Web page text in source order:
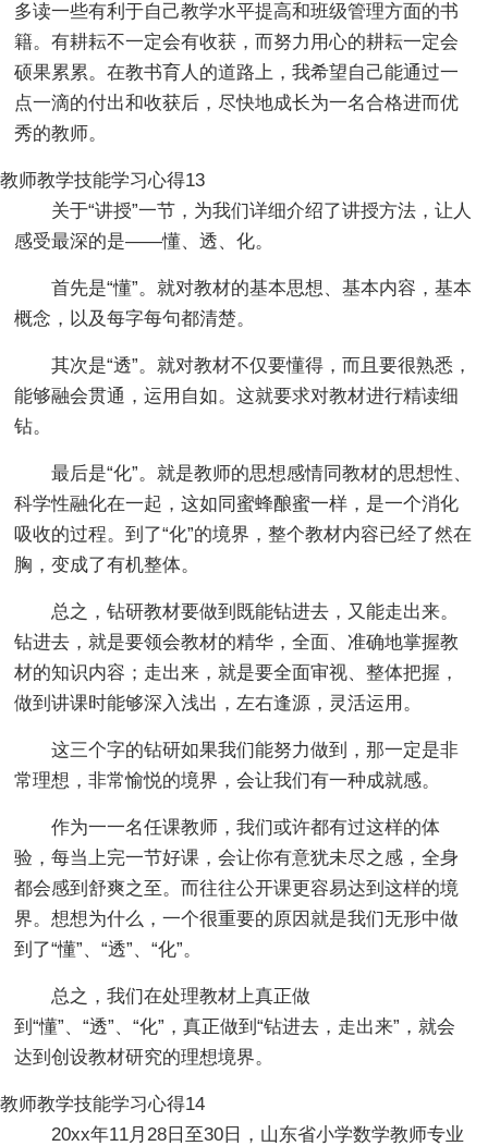
多读一些有利于自己教学水平提高和班级管理方面的书
籍。有耕耘不一定会有收获，而努力用心的耕耘一定会
硕果累累。在教书育人的道路上，我希望自己能通过一
点一滴的付出和收获后，尽快地成长为一名合格进而优
秀的教师。
教师教学技能学习心得13
关于“讲授”一节，为我们详细介绍了讲授方法，让人
感受最深的是——懂、透、化。
首先是“懂”。就对教材的基本思想、基本内容，基本
概念，以及每字每句都清楚。
其次是“透”。就对教材不仅要懂得，而且要很熟悉，
能够融会贯通，运用自如。这就要求对教材进行精读细
钻。
最后是“化”。就是教师的思想感情同教材的思想性、
科学性融化在一起，这如同蜜蜂酿蜜一样，是一个消化
吸收的过程。到了“化”的境界，整个教材内容已经了然在
胸，变成了有机整体。
总之，钻研教材要做到既能钻进去，又能走出来。
钻进去，就是要领会教材的精华，全面、准确地掌握教
材的知识内容；走出来，就是要全面审视、整体把握，
做到讲课时能够深入浅出，左右逢源，灵活运用。
这三个字的钻研如果我们能努力做到，那一定是非
常理想，非常愉悦的境界，会让我们有一种成就感。
作为一一名任课教师，我们或许都有过这样的体
验，每当上完一节好课，会让你有意犹未尽之感，全身
都会感到舒爽之至。而往往公开课更容易达到这样的境
界。想想为什么，一个很重要的原因就是我们无形中做
到了“懂”、“透”、“化”。
总之，我们在处理教材上真正做
到“懂”、“透”、“化”，真正做到“钻进去，走出来”，就会
达到创设教材研究的理想境界。
教师教学技能学习心得14
20xx年11月28日至30日，山东省小学数学教师专业